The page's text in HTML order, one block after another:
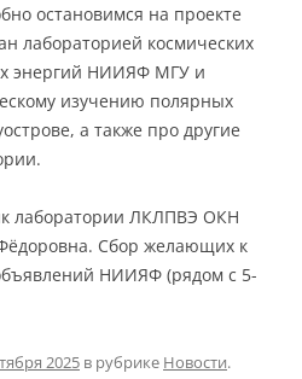
остановимся на проекте
лабораторией космических
энергий НИИЯФ МГУ и
изучению полярных
а также про другие
лаборатории ЛКЛПВЭ ОКН
Сбор желающих к
НИИЯФ (рядом с 5-
2025 в рубрике Новости.